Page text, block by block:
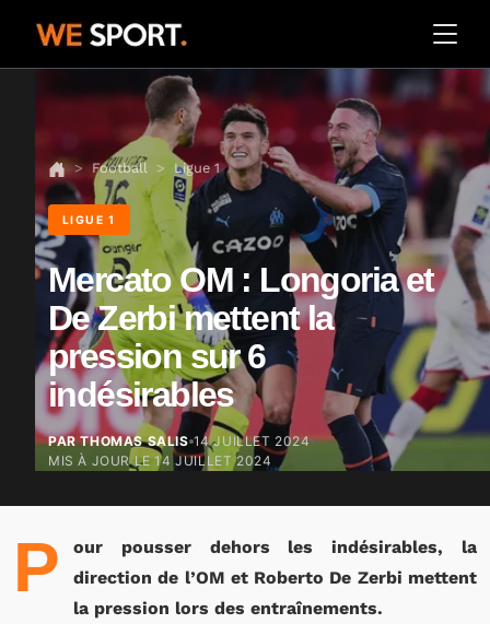
Football Ligue 1
LIGUE 1
Mercato OM : Longoria et
De Zerbi mettent la
pression sur 6
indésirables
PAR THOMAS SALIS 14 JUILLET 2024
MIS À JOUR LE14 JUILLET 2024
P
our pousser dehors les indésirables, la
direction de l’OM et Roberto De Zerbi mettent
la pression lors des entraînements.